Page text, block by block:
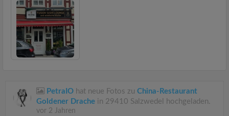
PetraIO hat neue Fotos zu China-Restaurant
Goldener Drache in 29410 Salzwedel hochgeladen.
vor 2 Jahren